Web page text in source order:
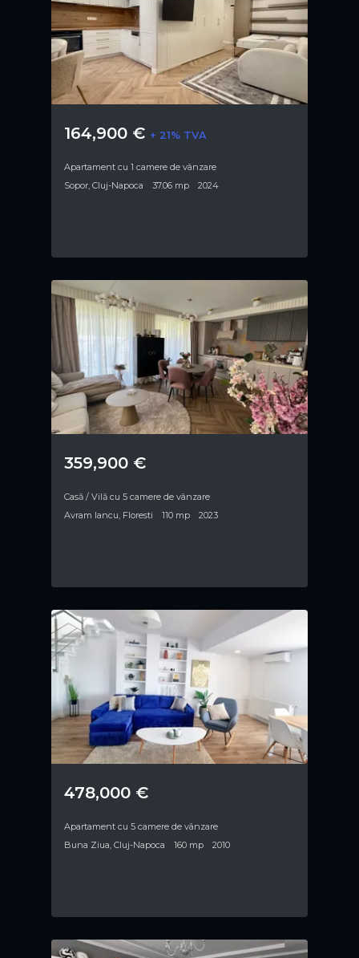
Apartament cu 1 camere de vânzare
164,900 € + 21% TVA
Sopor, Cluj-Napoca 37.06 mp 2024
Casă / Vilă cu 5 camere de vânzare
359,900 €
Avram Iancu, Floresti 110 mp 2023
Apartament cu 5 camere de vânzare
478,000 €
Buna Ziua, Cluj-Napoca 160 mp 2010